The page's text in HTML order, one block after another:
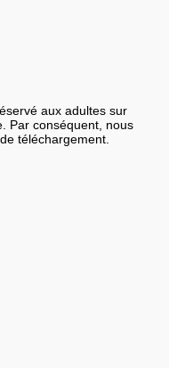
aux adultes sur
Par conséquent, nous
téléchargement.